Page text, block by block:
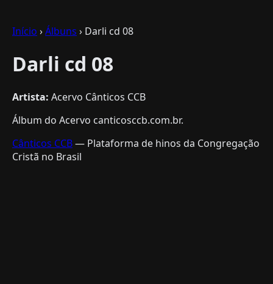
Início ›Álbuns › Darli cd 08
Darli cd 08
Artista: Acervo Cânticos CCB
Álbum do Acervo canticosccb.com.br.
Cânticos CCB— Plataforma de hinos da Congregação
Cristã no Brasil